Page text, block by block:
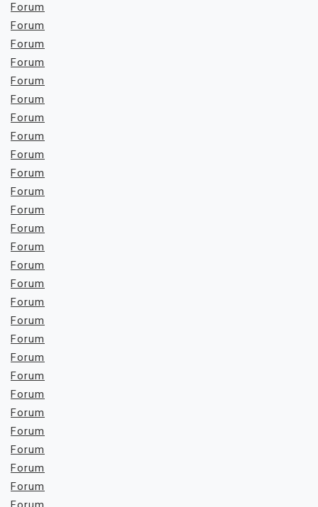
Forum
Forum
Forum
Forum
Forum
Forum
Forum
Forum
Forum
Forum
Forum
Forum
Forum
Forum
Forum
Forum
Forum
Forum
Forum
Forum
Forum
Forum
Forum
Forum
Forum
Forum
Forum